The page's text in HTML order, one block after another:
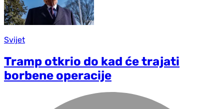
Svijet
Tramp otkrio do kad će trajati
borbene operacije